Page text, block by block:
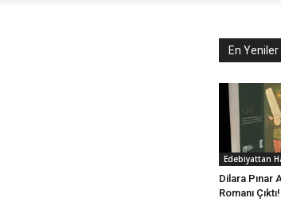
En Yeniler
Edebiyattan
Dilara Pınar
Romanı Çıktı!